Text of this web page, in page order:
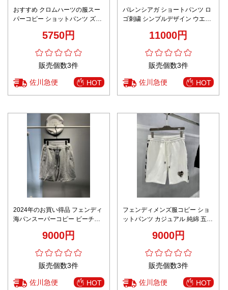
おすすめ クロムハーツの服スー
パーコピー ショットパンツ ズボ
5750円
販売個数3件
佐川急便 HOT
バレンシアガ ショートパンツ ロ
ゴ刺繍 シンプルデザイン ウエス
11000円
販売個数3件
佐川急便 HOT
2024年のお買い得品 フェンディ
海パンスーパーコピー ビーチパ
限定品 グレイ9000円
販売個数3件
佐川急便 HOT
フェンディメンズ服コピー ショ
ットパンツ カジュアル 純綿 五分
9000円
販売個数3件
佐川急便 HOT